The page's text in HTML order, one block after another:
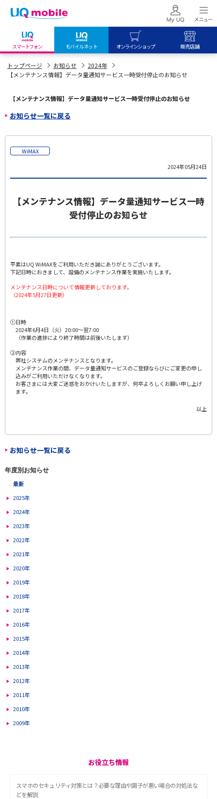
スマートフォン モバイルネット オンラインショップ 販売店舗
my UQ WiMAX
UQ WiMAX ご契約の方
My UQ mobile
データチャージサイト
UQ mobile
オンラインショップ
UQ WiMAX
UQ mobile
販売店舗
UQ WiMAX
トップページ お知らせ
2024年
【メンテナンス情報】データ量通知サービス一時受付停止のお知らせ
【メンテナンス情報】データ量通知サービス一時受付停止のお知らせ
お知らせ一覧に戻る
WiMAX
2024年05月24日
【メンテナンス情報】データ量通知サービス一時
受付停止のお知らせ
平素はUQ WiMAXをご利用いただき誠にありがとうございます。
下記日時におきまして、設備のメンテナンス作業を実施いたします。
メンテナンス日時について情報更新しております。
（2024年5月27日更新）
①日時
2024年6月4日（火）20:00～翌7:00
（作業の進捗により終了時間は前後いたします）
②内容
弊社システムのメンテナンスとなります。
メンテナンス作業の間、データ量通知サービスのご登録ならびにご変更の申し
込みがご利用いただけなくなります。
お客さまには大変ご迷惑をおかけいたしますが、何卒よろしくお願い申し上げ
ます。
以上
お知らせ一覧に戻る
年度別お知らせ
最新
2025年
2024年
2023年
2022年
2021年
2020年
2019年
2018年
2017年
2016年
2015年
2014年
2013年
2012年
2011年
2010年
2009年
お役立ち情報
スマホのセキュリティ対策とは？必要な理由や調子が悪い場合の対処法な
どを解説